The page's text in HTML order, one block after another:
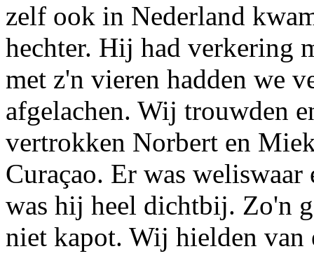
zelf ook in Nederland
hechter. Hij had verkering
met z'n vieren hadden we
afgelachen. Wij trouwden
vertrokken Norbert en
Curaçao. Er was weliswaar
was hij heel dichtbij. Zo'n
niet kapot. Wij hielden van